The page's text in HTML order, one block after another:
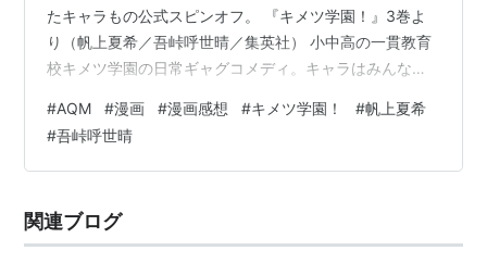
たキャラもの公式スピンオフ。 『キメツ学園！』3巻よ
り（帆上夏希／吾峠呼世晴／集英社） 小中高の一貫教育
校キメツ学園の日常ギャグコメディ。キャラはみんな二
の面々や鬼が生徒役に。 当然、正統続編ではなく、本編
とはパラレルな世界観の作品。 まあ鬼滅ファン、特にキ
ャラ萌え勢向けの楽しいファンアイテムです。「この人
た日常ギャグコメ。 『キメツ学園！』3巻より（帆上夏
希／吾峠呼世晴／集英社） 炭治郎が割…
#AQM #漫画 #漫画感想 #キメツ学園！ #帆上夏希
#吾峠呼世晴
関連ブログ